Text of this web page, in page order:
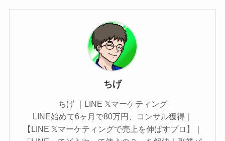
ちげ
ちげ ｜LINE 𝕏マーケティング
LINE始めて6ヶ月で80万円、コンサル獲得｜
【LINE 𝕏マーケティングで売上を伸ばすプロ】｜